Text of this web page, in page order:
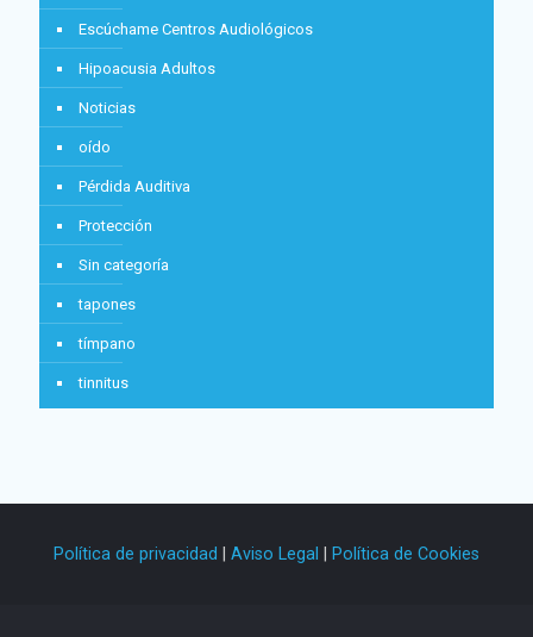
Escúchame Centros Audiológicos
Hipoacusia Adultos
Noticias
oído
Pérdida Auditiva
Protección
Sin categoría
tapones
tímpano
tinnitus
Política de privacidad | Aviso Legal | Política de Cookies